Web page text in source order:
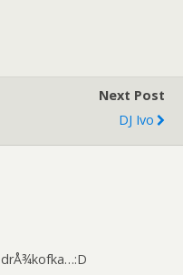
Next Post
DJ Ivo